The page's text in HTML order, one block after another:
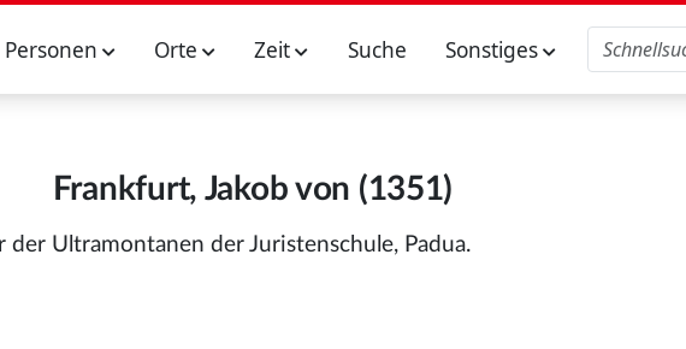
Personen Orte Zeit Suche Sonstiges
Frankfurt, Jakob von (1351)
Ultramontanen der Juristenschule, Padua.